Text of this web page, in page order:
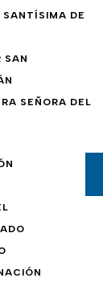
SANTÍSIMA DE
SAN
SEÑORA DEL